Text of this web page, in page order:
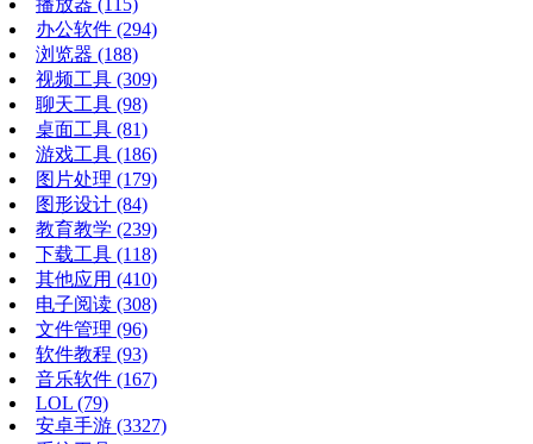
播放器 (115)
办公软件 (294)
浏览器 (188)
视频工具 (309)
聊天工具 (98)
桌面工具 (81)
游戏工具 (186)
图片处理 (179)
图形设计 (84)
教育教学 (239)
下载工具 (118)
其他应用 (410)
电子阅读 (308)
文件管理 (96)
软件教程 (93)
音乐软件 (167)
LOL (79)
安卓手游 (3327)